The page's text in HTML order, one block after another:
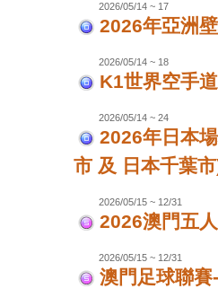
2026/05/14 ~ 17
2026年亞洲
2026/05/14 ~ 18
K1世界空手
2026/05/14 ~ 24
2026年日本
市 及 日本千葉
2026/05/15 ~ 12/31
2026澳門五
2026/05/15 ~ 12/31
澳門足球聯